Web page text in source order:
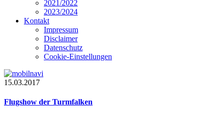
2021/2022
2023/2024
Kontakt
Impressum
Disclaimer
Datenschutz
Cookie-Einstellungen
15.03.2017
Flugshow der Turmfalken